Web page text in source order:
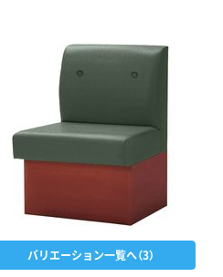
バリエーション一覧へ（3）
（税込）
ンテープ
￥216~
ニチバン セロテ
ープ 大巻
￥124~